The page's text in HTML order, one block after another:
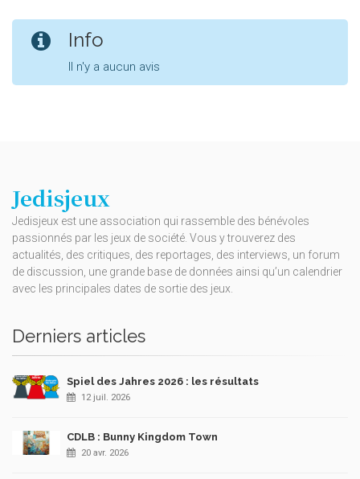
Info
Il n'y a aucun avis
Jedisjeux
Jedisjeux est une association qui rassemble des bénévoles
passionnés par les jeux de société. Vous y trouverez des
actualités, des critiques, des reportages, des interviews, un forum
de discussion, une grande base de données ainsi qu’un calendrier
avec les principales dates de sortie des jeux.
Derniers articles
Spiel des Jahres 2026 : les résultats
12 juil. 2026
CDLB : Bunny Kingdom Town
20 avr. 2026